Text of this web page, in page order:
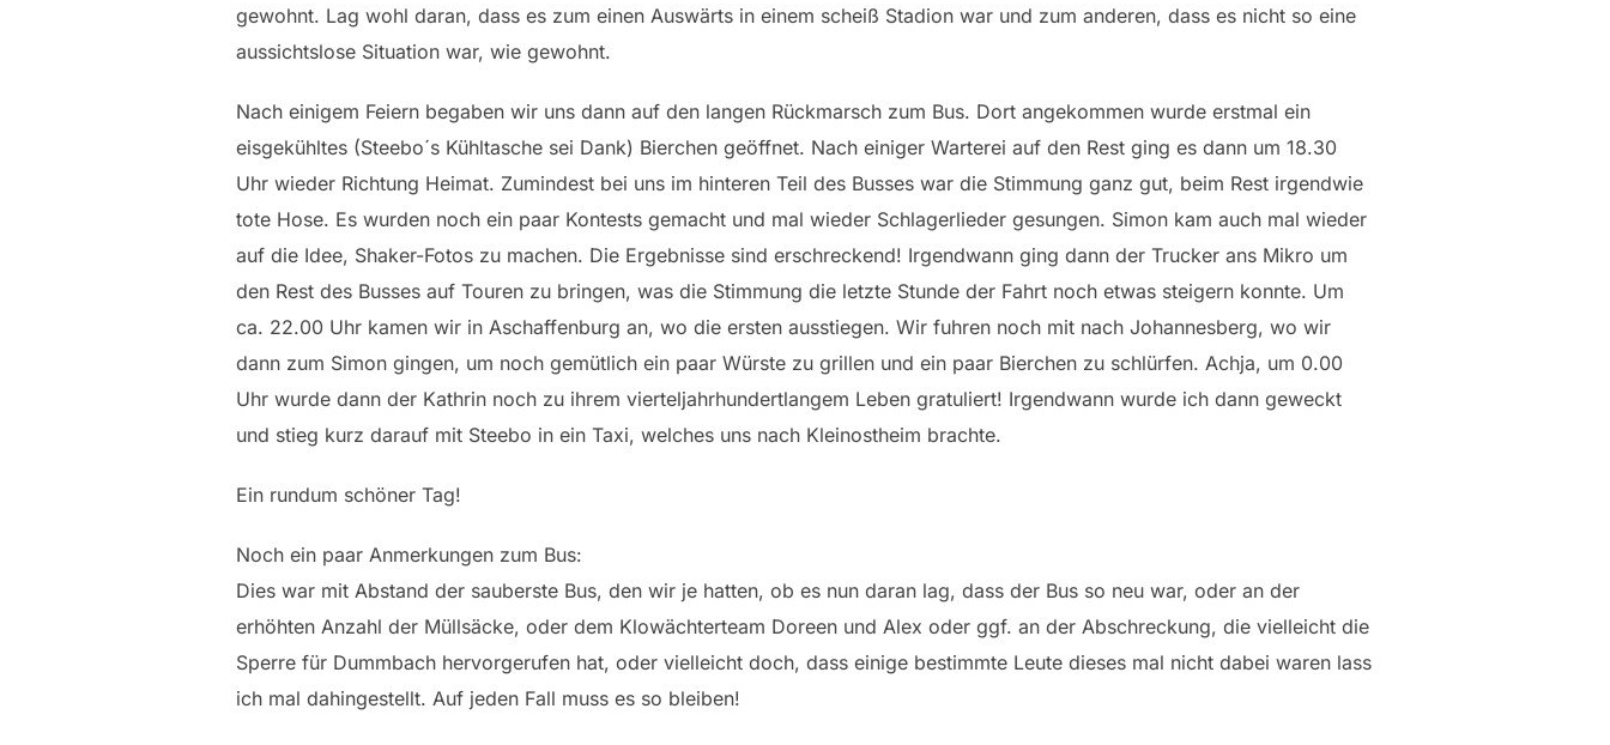
gewohnt. Lag wohl daran, dass es zum einen Auswärts in einem scheiß Stadion war und zum anderen, dass es nicht so eine
aussichtslose Situation war, wie gewohnt.
Nach einigem Feiern begaben wir uns dann auf den langen Rückmarsch zum Bus. Dort angekommen wurde erstmal ein
eisgekühltes (Steebo´s Kühltasche sei Dank) Bierchen geöffnet. Nach einiger Warterei auf den Rest ging es dann um 18.30
Uhr wieder Richtung Heimat. Zumindest bei uns im hinteren Teil des Busses war die Stimmung ganz gut, beim Rest irgendwie
tote Hose. Es wurden noch ein paar Kontests gemacht und mal wieder Schlagerlieder gesungen. Simon kam auch mal wieder
auf die Idee, Shaker-Fotos zu machen. Die Ergebnisse sind erschreckend! Irgendwann ging dann der Trucker ans Mikro um
den Rest des Busses auf Touren zu bringen, was die Stimmung die letzte Stunde der Fahrt noch etwas steigern konnte. Um
ca. 22.00 Uhr kamen wir in Aschaffenburg an, wo die ersten ausstiegen. Wir fuhren noch mit nach Johannesberg, wo wir
dann zum Simon gingen, um noch gemütlich ein paar Würste zu grillen und ein paar Bierchen zu schlürfen. Achja, um 0.00
Uhr wurde dann der Kathrin noch zu ihrem vierteljahrhundertlangem Leben gratuliert! Irgendwann wurde ich dann geweckt
und stieg kurz darauf mit Steebo in ein Taxi, welches uns nach Kleinostheim brachte.
Ein rundum schöner Tag!
Noch ein paar Anmerkungen zum Bus:
Dies war mit Abstand der sauberste Bus, den wir je hatten, ob es nun daran lag, dass der Bus so neu war, oder an der
erhöhten Anzahl der Müllsäcke, oder dem Klowächterteam Doreen und Alex oder ggf. an der Abschreckung, die vielleicht die
Sperre für Dummbach hervorgerufen hat, oder vielleicht doch, dass einige bestimmte Leute dieses mal nicht dabei waren lass
ich mal dahingestellt. Auf jeden Fall muss es so bleiben!